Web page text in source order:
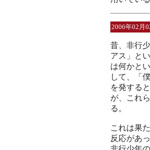
2006年02月
昔、非行
アス」と
は何かと
して、「
を発する
が、これ
る。
これは果
反応があ